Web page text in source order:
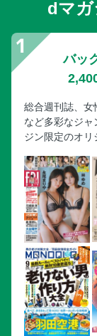
dマガ
バッ
総合週刊誌、女
など多彩なジ
ジン限定のオリ